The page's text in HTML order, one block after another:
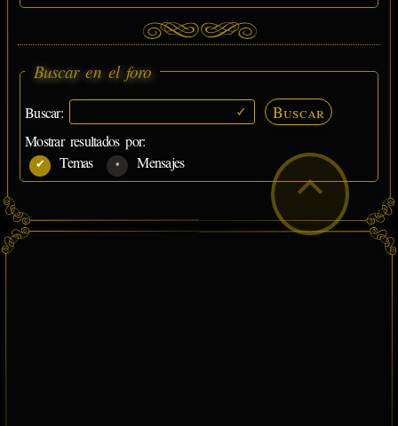
Buscar en el foro
Buscar: Buscar
Mostrar resultados por:
Temas
Mensajes